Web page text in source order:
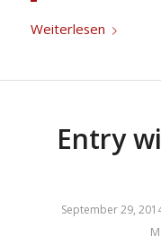
Weiterlesen
Entry
September 29,